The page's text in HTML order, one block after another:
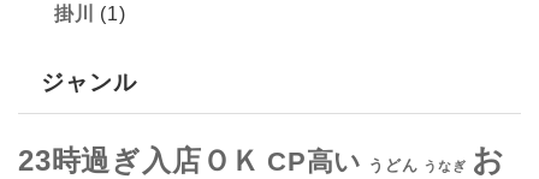
掛川
(1)
ジャンル
23時過ぎ入店ＯＫ CP高い うどん うなぎ お